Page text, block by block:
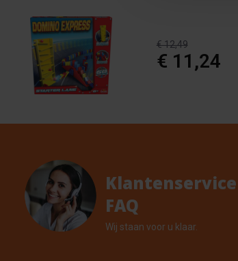
€ 12,49
€ 11,24
FAQ
Wij staan voor u klaar.